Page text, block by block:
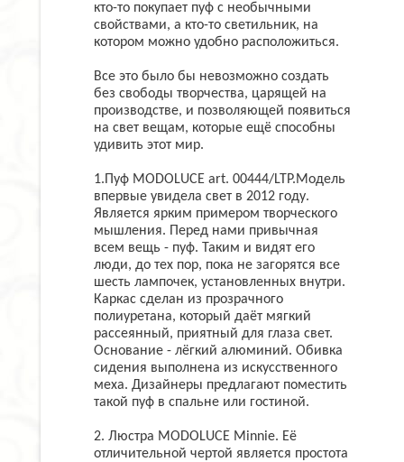
кто-то покупает пуф с необычными
свойствами, а кто-то светильник, на
котором можно удобно расположиться.
Все это было бы невозможно создать
без свободы творчества, царящей на
производстве, и позволяющей появиться
на свет вещам, которые ещё способны
удивить этот мир.
1.Пуф MODOLUCE art. 00444/LTP.Модель
впервые увидела свет в 2012 году.
Является ярким примером творческого
мышления. Перед нами привычная
всем вещь - пуф. Таким и видят его
люди, до тех пор, пока не загорятся все
шесть лампочек, установленных внутри.
Каркас сделан из прозрачного
полиуретана, который даёт мягкий
рассеянный, приятный для глаза свет.
Основание - лёгкий алюминий. Обивка
сидения выполнена из искусственного
меха. Дизайнеры предлагают поместить
такой пуф в спальне или гостиной.
2. Люстра MODOLUCE Minnie. Её
отличительной чертой является простота